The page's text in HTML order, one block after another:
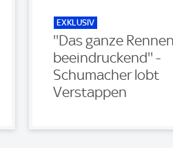
EXKLUSIV
''Das ganze
beeindruckend'' -
Schumacher lobt
Verstappen